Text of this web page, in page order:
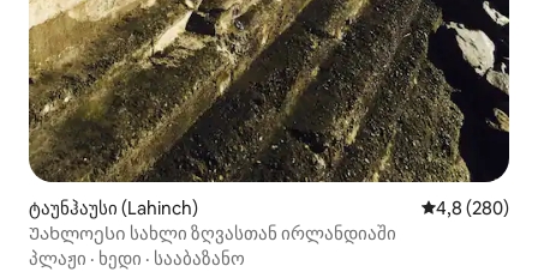
ტაუნჰაუსი (Lahinch) საშუალო
4,8 (280)
Უახლოესი სახლი ზღვასთან ირლანდიაში
პლაჟი · ხედი · სააბაზანო